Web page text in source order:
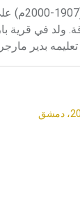
ولد في قرية
بدير